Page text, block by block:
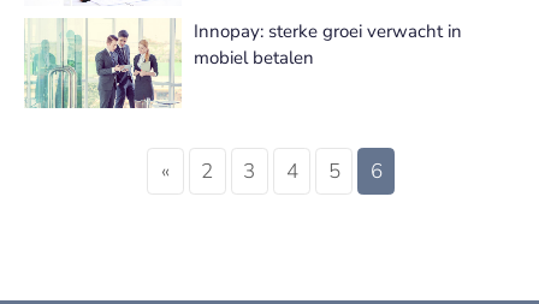
Innopay: sterke groei verwacht in
mobiel betalen
« 2 3 4 5 6